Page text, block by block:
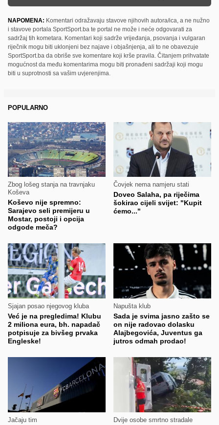
NAPOMENA: Komentari odražavaju stavove njihovih autora/ica, a ne nužno
i stavove portala SportSport.ba te portal ne može i neće odgovarati za
sadržaj tih kometara. Komentari koji sadrže vrijeđanja, psovanja i vulgaran
riječnik mogu biti uklonjeni bez najave i objašnjenja, ali to ne obavezuje
SportSport.ba da obriše sve komentare koji krše pravila. Čitanjem prihvatate
mogućnost da među komentarima mogu biti pronađeni sadržaji koji mogu
biti u suprotnosti sa vašim uvjerenjima.
POPULARNO
Zbog lošeg stanja na travnjaku
Koševa
Koševo nije spremno:
Sarajevo seli premijeru u
Mostar, postoji i opcija
odgode meča?
Čovjek nema namjeru stati
Doveo Salaha, pa riječima
šokirao cijeli svijet: "Kupit
ćemo..."
Sjajan posao njegovog kluba
Već je na pregledima! Klubu
2 miliona eura, bh. napadač
potpisuje za bivšeg prvaka
Engleske!
Napušta klub
Sada je svima jasno zašto se
on nije radovao dolasku
Alajbegovića, Juventus ga
jutros odmah prodao!
Jačaju tim Dvije osobe smrtno stradale